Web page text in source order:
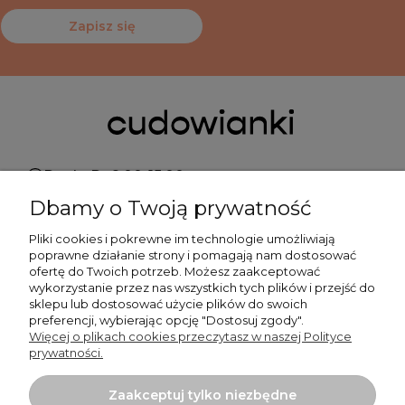
Zapisz się
Pn do Pt 9:00-15:00
+48 519 462 010
kontakt@cudowianki.pl
Ważne sprawy
Dbamy o Twoją prywatność
Pliki cookies i pokrewne im technologie umożliwiają
poprawne działanie strony i pomagają nam dostosować
ofertę do Twoich potrzeb. Możesz zaakceptować
wykorzystanie przez nas wszystkich tych plików i przejść do
sklepu lub dostosować użycie plików do swoich
preferencji, wybierając opcję "Dostosuj zgody".
Więcej o plikach cookies przeczytasz w naszej Polityce
prywatności.
Zaakceptuj tylko niezbędne